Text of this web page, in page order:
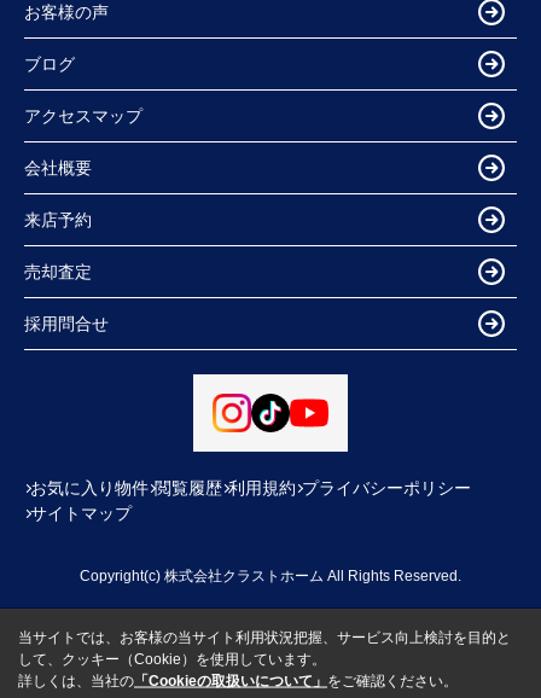
お客様の声
ブログ
アクセスマップ
会社概要
来店予約
売却査定
採用問合せ
お気に入り物件 閲覧履歴 利用規約 プライバシーポリシー
サイトマップ
Copyright(c) 株式会社クラストホーム All Rights Reserved.
当サイトでは、お客様の当サイト利用状況把握、サービス向上検討を目的と
して、クッキー（Cookie）を使用しています。
詳しくは、当社の 「Cookieの取扱いについて」 をご確認ください。